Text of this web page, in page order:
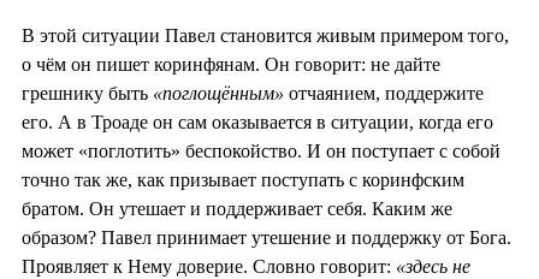
В этой ситуации Павел становится живым примером того,
о чём он пишет коринфянам. Он говорит: не дайте
грешнику быть «поглощённым» отчаянием, поддержите
его. А в Троаде он сам оказывается в ситуации, когда его
может «поглотить» беспокойство. И он поступает с собой
точно так же, как призывает поступать с коринфским
братом. Он утешает и поддерживает себя. Каким же
образом? Павел принимает утешение и поддержку от Бога.
Проявляет к Нему доверие. Словно говорит: «здесь не